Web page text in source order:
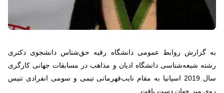
به گزارش روابط عمومی دانشگاه رقیه حق‌شناس دانشجوی دکتری
رشته شیعه‌شناسی دانشگاه ادیان و مذاهب در مسابقات جهانی کارگری
سال 2019 اسپانیا به مقام نایب‌قهرمانی تیمی و سومی انفرادی تنیس
روی میز جهان دست یافت.